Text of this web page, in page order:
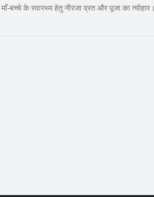
के स्वास्थ्य हेतु नीरजा व्रत और पूजा का त्योहार।